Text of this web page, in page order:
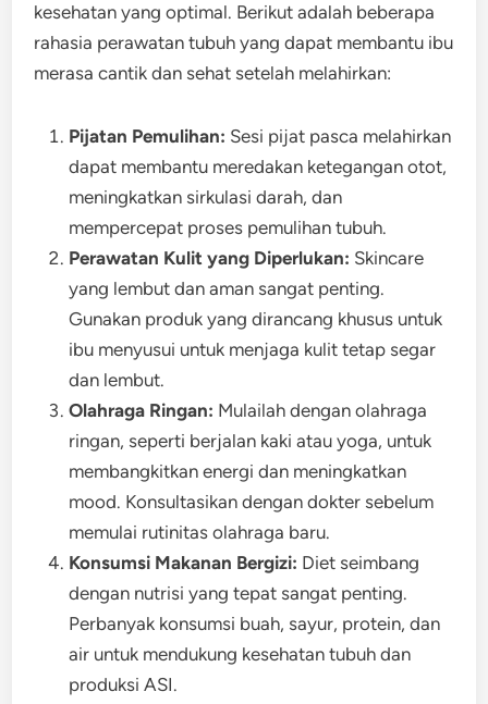
kesehatan yang optimal. Berikut adalah beberapa
rahasia perawatan tubuh yang dapat membantu ibu
merasa cantik dan sehat setelah melahirkan:
Pijatan Pemulihan: Sesi pijat pasca melahirkan
dapat membantu meredakan ketegangan otot,
meningkatkan sirkulasi darah, dan
mempercepat proses pemulihan tubuh.
Perawatan Kulit yang Diperlukan: Skincare
yang lembut dan aman sangat penting.
Gunakan produk yang dirancang khusus untuk
ibu menyusui untuk menjaga kulit tetap segar
dan lembut.
Olahraga Ringan: Mulailah dengan olahraga
ringan, seperti berjalan kaki atau yoga, untuk
membangkitkan energi dan meningkatkan
mood. Konsultasikan dengan dokter sebelum
memulai rutinitas olahraga baru.
Konsumsi Makanan Bergizi: Diet seimbang
dengan nutrisi yang tepat sangat penting.
Perbanyak konsumsi buah, sayur, protein, dan
air untuk mendukung kesehatan tubuh dan
produksi ASI.